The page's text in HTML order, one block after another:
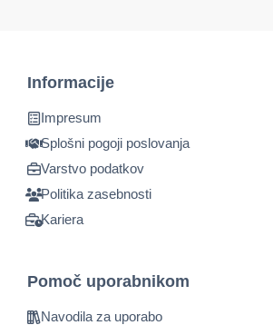
Informacije
Impresum
Splošni pogoji poslovanja
Varstvo podatkov
Politika zasebnosti
Kariera
Pomoč uporabnikom
Navodila za uporabo